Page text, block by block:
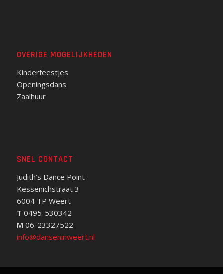
OVERIGE MOGELIJKHEDEN
Kinderfeestjes
Openingsdans
Zaalhuur
SNEL CONTACT
Judith’s Dance Point
Kessenichstraat 3
6004 TP Weert
T 0495-530342
M 06-23327522
info@danseninweert.nl